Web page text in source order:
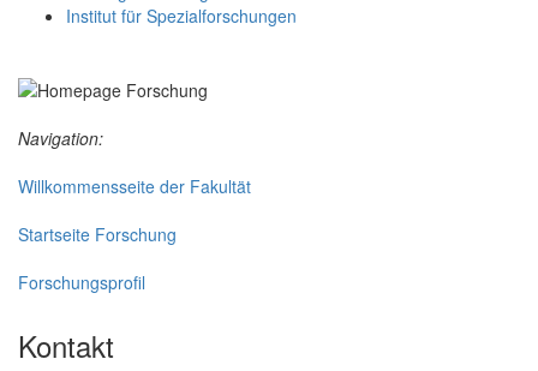
Institut für Spezialforschungen
Navigation:
Willkommensseite der Fakultät
Startseite Forschung
Forschungsprofil
Kontakt